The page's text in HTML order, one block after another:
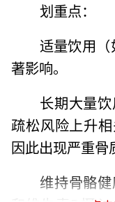
划重点：
适量饮用
著影响。
长期大量
疏松风险上升
因此出现严重骨
维持骨骼